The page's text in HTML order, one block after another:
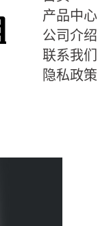
产品中心
公司介绍
联系我们
隐私政策